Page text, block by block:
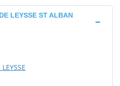
LEYSSE ST ALBAN